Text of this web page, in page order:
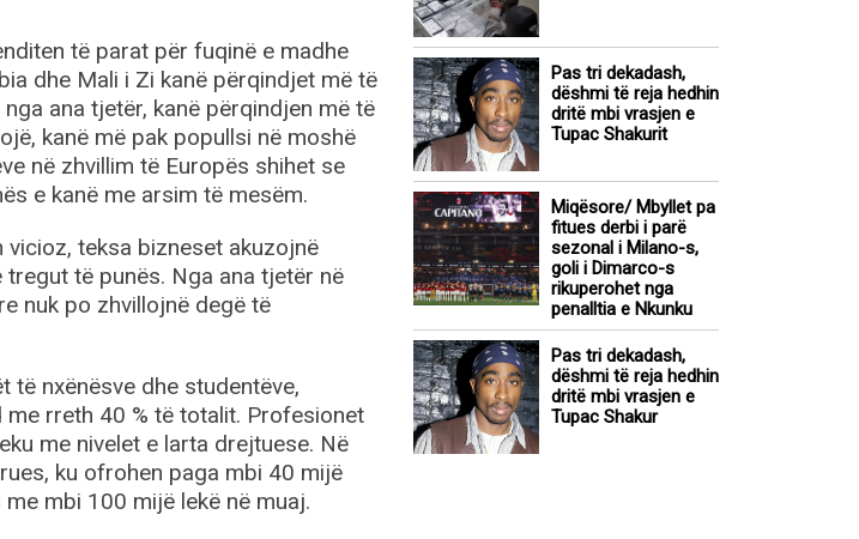
të parat për fuqinë e madhe
dhe Mali i Zi kanë përqindjet më të
ana tjetër, kanë përqindjen më të
kanë më pak popullsi në moshë
në zhvillim të Europës shihet se
e kanë me arsim të mesëm.
teksa bizneset akuzojnë
të punës. Nga ana tjetër në
nuk po zhvillojnë degë të
të nxënësve dhe studentëve,
rreth 40 % të totalit. Profesionet
me nivelet e larta drejtuese. Në
ku ofrohen paga mbi 40 mijë
mbi 100 mijë lekë në muaj.
Pas tri dekadash,
dëshmi të reja hedhin
dritë mbi vrasjen e
Tupac Shakurit
Miqësore/ Mbyllet pa
fitues derbi i parë
sezonal i Milano-s,
goli i Dimarco-s
rikuperohet nga
penalltia e Nkunku
Pas tri dekadash,
dëshmi të reja hedhin
dritë mbi vrasjen e
Tupac Shakur